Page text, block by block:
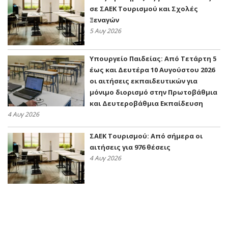
σε ΣΑΕΚ Τουρισμού και Σχολές
Ξεναγών
5 Αυγ 2026
Υπουργείο Παιδείας: Από Τετάρτη 5
έως και Δευτέρα 10 Αυγούστου 2026
οι αιτήσεις εκπαιδευτικών για
μόνιμο διορισμό στην Πρωτοβάθμια
και Δευτεροβάθμια Εκπαίδευση
4 Αυγ 2026
ΣΑΕΚ Τουρισμού: Από σήμερα οι
αιτήσεις για 976 θέσεις
4 Αυγ 2026